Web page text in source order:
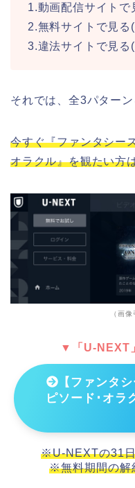
1.動画配信サイトで
2.無料サイトで見る
3.違法サイトで見る
それでは、全3パター
今すぐ『ファンタシー
オラクル』を観たい方
（画
▼「U-NEXT
【ファンタ
ピソード･オラ
※U-NEXTの31
※無料期間の解